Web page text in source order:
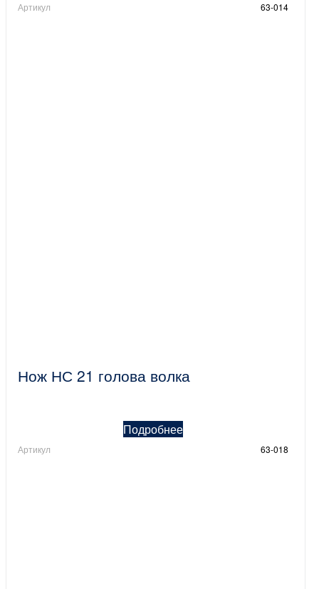
Артикул 63-014
Нож НС 21 голова волка
Подробнее
Артикул 63-018